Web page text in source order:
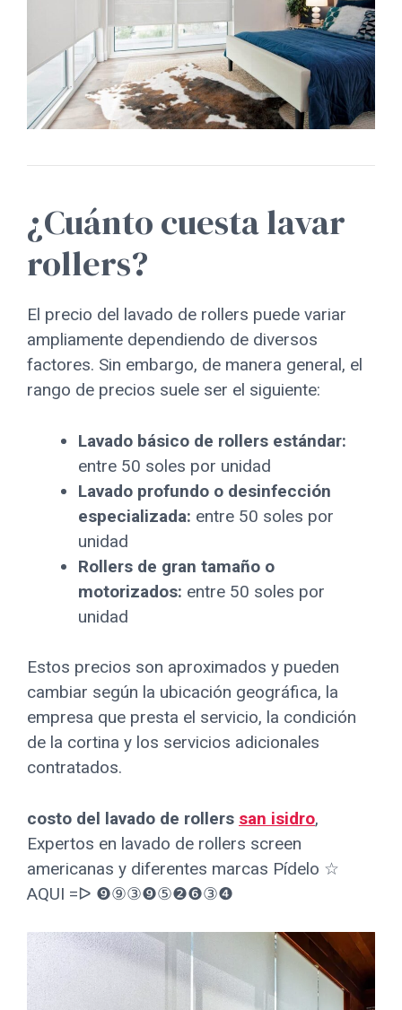
¿Cuánto cuesta lavar
rollers?
El precio del lavado de rollers puede variar
ampliamente dependiendo de diversos
factores. Sin embargo, de manera general, el
rango de precios suele ser el siguiente:
Lavado básico de rollers estándar:
entre 50 soles por unidad
Lavado profundo o desinfección
especializada: entre 50 soles por
unidad
Rollers de gran tamaño o
motorizados: entre 50 soles por
unidad
Estos precios son aproximados y pueden
cambiar según la ubicación geográfica, la
empresa que presta el servicio, la condición
de la cortina y los servicios adicionales
contratados.
costo del lavado de rollers san isidro,
Expertos en lavado de rollers screen
americanas y diferentes marcas Pídelo ☆
AQUI =ᐅ ❾⑨③❾⑤❷❻③❹